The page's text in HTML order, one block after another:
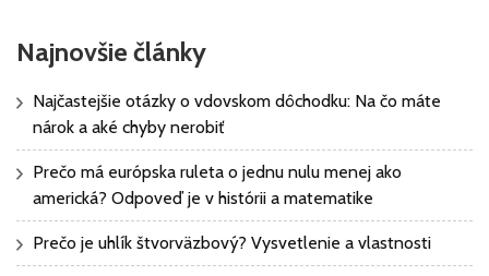
Najnovšie články
Najčastejšie otázky o vdovskom dôchodku: Na čo máte
nárok a aké chyby nerobiť
Prečo má európska ruleta o jednu nulu menej ako
americká? Odpoveď je v histórii a matematike
Prečo je uhlík štvorväzbový? Vysvetlenie a vlastnosti